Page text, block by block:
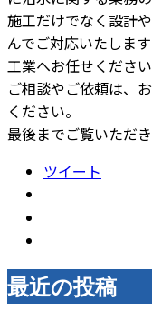
施工だけでなく設計
んでご対応いたしま
工業へお任せください
ご相談やご依頼は、
ください。
最後までご覧いただ
ツイート
最近の投稿